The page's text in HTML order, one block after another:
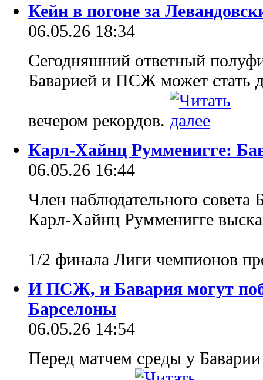
Кейн в погоне за
06.05.26 18:34
Сегодняшний ответный
Баварией и ПСЖ может стать
вечером рекордов.
Карл-Хайнц Румменигге:
06.05.26 16:44
Член наблюдательного совета
Карл-Хайнц Румменигге
1/2 финала Лиги чемпионов
И ПСЖ, и Бавария могут
Барселоны
06.05.26 14:54
Перед матчем среды у